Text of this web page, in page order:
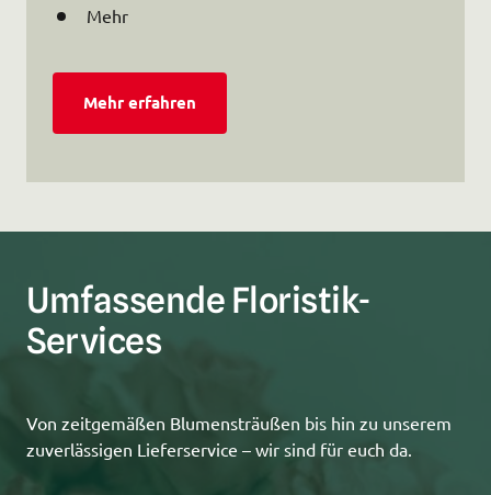
Mehr
Mehr erfahren
Umfassende Floristik-
Services
Von zeitgemäßen Blumensträußen bis hin zu unserem
zuverlässigen Lieferservice – wir sind für euch da.